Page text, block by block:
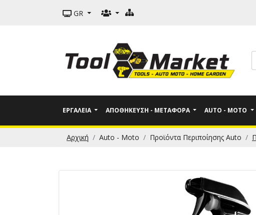
GR
ΕΡΓΑΛΕΊΑ ΑΠΟΘΉΚΕΥΣΗ - ΜΕΤΑΦΟΡΆ AUTO - MOTO
Αρχική Auto - Moto Προϊόντα Περιποίησης Auto